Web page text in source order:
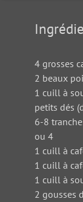
4 grosses
2 beaux
1 cuill à
petits dés
6-8
ou 4
1 cuill à
1 cuill à
1 cuill à
2 gousses